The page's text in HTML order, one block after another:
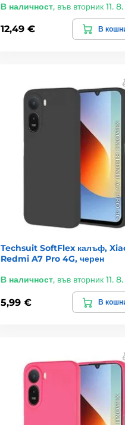
В наличност, във вторник 11.
12,49 € В
Techsuit SoftFlex калъф,
Redmi A7 Pro 4G, черен
В наличност, във вторник 11.
5,99 € В